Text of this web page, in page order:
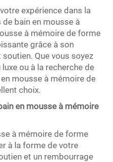
expérience dans la
bain en mousse à
à mémoire de forme
grâce à son
Que vous soyez
ou à la recherche de
mousse à mémoire de
choix.
en mousse à mémoire
à mémoire de forme
à la forme de votre
et un rembourrage